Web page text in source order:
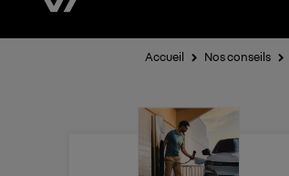
Accueil Nos conseils